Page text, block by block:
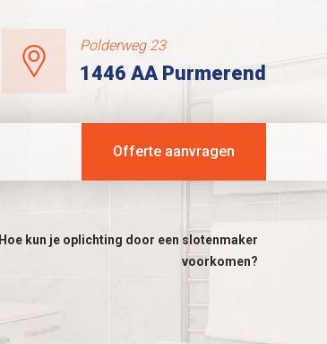
Polderweg 23
1446 AA Purmerend
Offerte aanvragen
Hoe kun je oplichting door een slotenmaker
voorkomen?